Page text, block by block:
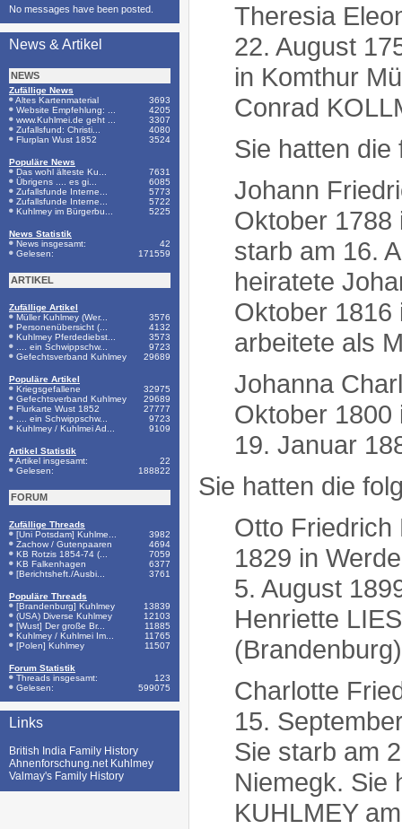
No messages have been posted.
News & Artikel
NEWS
Zufällige News
Altes Kartenmaterial
3693
Website Empfehlung: ...
4205
www.Kuhlmei.de geht ...
3307
Zufallsfund: Christi...
4080
Flurplan Wust 1852
3524
Populäre News
Das wohl älteste Ku...
7631
Übrigens .... es gi...
6085
Zufallsfunde Interne...
5773
Zufallsfunde Interne...
5722
Kuhlmey im Bürgerbu...
5225
News Statistik
News insgesamt:
42
Gelesen:
171559
ARTIKEL
Zufällige Artikel
Müller Kuhlmey (Wer...
3576
Personenübersicht (...
4132
Kuhlmey Pferdediebst...
3573
.... ein Schwippschw...
9723
Gefechtsverband Kuhlmey
29689
Populäre Artikel
Kriegsgefallene
32975
Gefechtsverband Kuhlmey
29689
Flurkarte Wust 1852
27777
.... ein Schwippschw...
9723
Kuhlmey / Kuhlmei Ad...
9109
Artikel Statistik
Artikel insgesamt:
22
Gelesen:
188822
FORUM
Zufällige Threads
[Uni Potsdam] Kuhlme...
3982
Zachow / Gutenpaaren
4694
KB Rotzis 1854-74 (...
7059
KB Falkenhagen
6377
[Berichtsheft./Ausbi...
3761
Populäre Threads
[Brandenburg] Kuhlmey
13839
(USA) Diverse Kuhlmey
12103
[Wust] Der große Br...
11885
Kuhlmey / Kuhlmei Im...
11765
[Polen] Kuhlmey
11507
Forum Statistik
Threads insgesamt:
123
Gelesen:
599075
Links
British India Family History
Ahnenforschung.net Kuhlmey
Valmay's Family History
Theresia
22. August
in Komthur
Conrad
Sie hatten die
Johann
Oktober 1788
starb am 16.
heiratete
Oktober 1816
arbeitete als
Johanna
Oktober 1800
19. Januar
Sie hatten die
Otto Friedrich
1829 in
5. August
Henriette
Charlotte
15.
Sie starb am
Niemegk. Sie
KUHLMEY